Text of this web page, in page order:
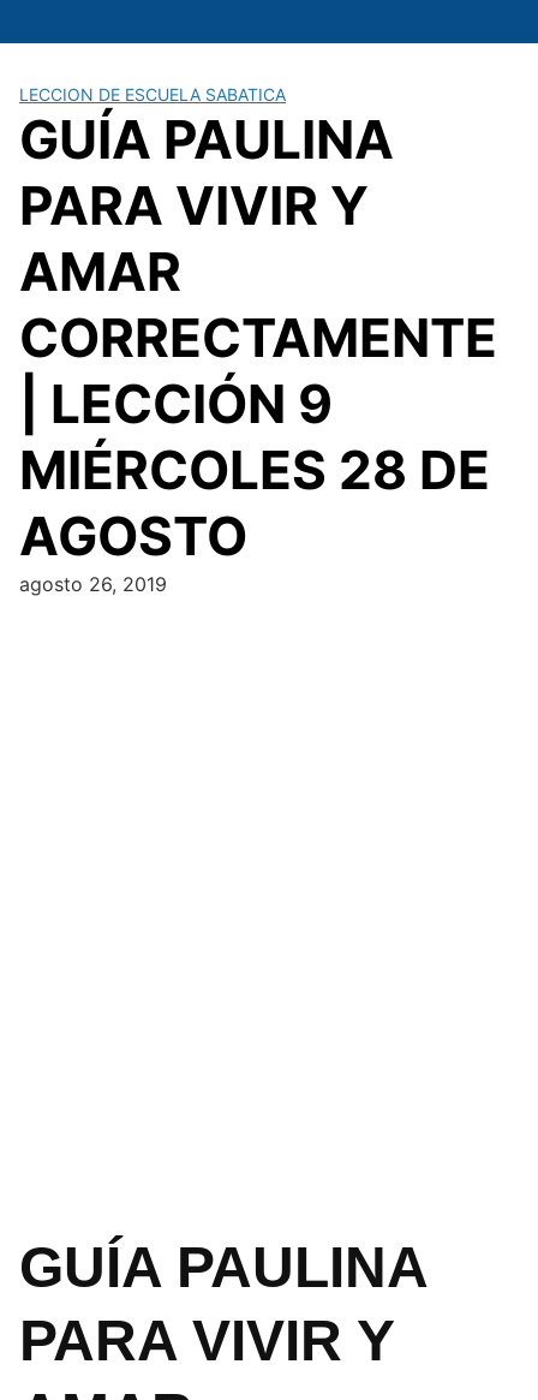
al
LECCION DE ESCUELA SABATICA
GUÍA PAULINA
PARA VIVIR Y
AMAR
CORRECTAMENTE
| LECCIÓN 9
MIÉRCOLES 28 DE
AGOSTO
agosto 26, 2019
GUÍA PAULINA
PARA VIVIR Y